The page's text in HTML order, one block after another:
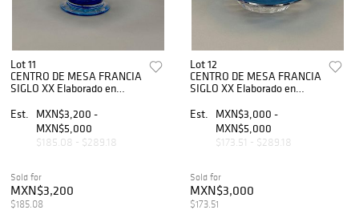
Lot 11
CENTRO DE MESA FRANCIA
SIGLO XX Elaborado en
Lambert DiseÃ±o circular
DecoraciÃ³n facetada con
deta...
Est.
MXN$3,200 -
MXN$5,000
$185.08 - $289.18
Sold for
MXN$3,200
$185.08
Lot 12
CENTRO DE MESA FRANCIA
SIGLO XX Elaborado en
Lambert DiseÃ±o lobulado
DecoraciÃ³n con detalles en
Est.
MXN$3,000 -
MXN$5,000
$173.51 - $289.18
Sold for
MXN$3,000
$173.51